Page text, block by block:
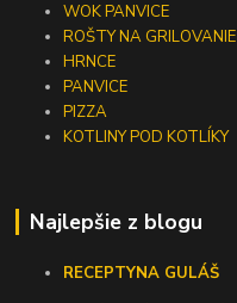
WOK PANVICE
ROŠTY NA GRILOVANIE
HRNCE
PANVICE
PIZZA
KOTLINY POD KOTLÍKY
Najlepšie z blogu
RECEPTYNA GULÁŠ